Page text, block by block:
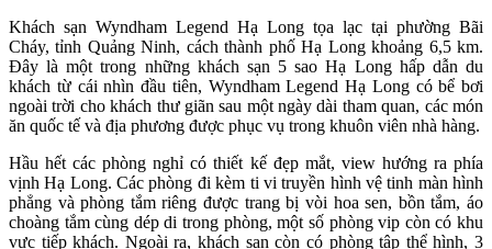
Khách sạn Wyndham Legend Hạ Long tọa lạc tại phường Bãi
Cháy, tỉnh Quảng Ninh, cách thành phố Hạ Long khoảng 6,5 km.
Đây là một trong những khách sạn 5 sao Hạ Long hấp dẫn du
khách từ cái nhìn đầu tiên, Wyndham Legend Hạ Long có bể bơi
ngoài trời cho khách thư giãn sau một ngày dài tham quan, các món
ăn quốc tế và địa phương được phục vụ trong khuôn viên nhà hàng.
Hầu hết các phòng nghỉ có thiết kế đẹp mắt, view hướng ra phía
vịnh Hạ Long. Các phòng đi kèm ti vi truyền hình vệ tinh màn hình
phẳng và phòng tắm riêng được trang bị vòi hoa sen, bồn tắm, áo
choàng tắm cùng dép di trong phòng, một số phòng vip còn có khu
vực tiếp khách. Ngoài ra, khách sạn còn có phòng tập thể hình, 3